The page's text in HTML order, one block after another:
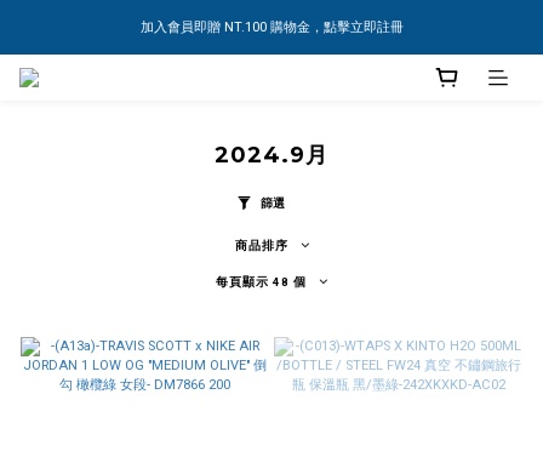
加入會員即贈 NT.100 購物金，點擊立即註冊
2024.9月
篩選
商品排序
每頁顯示 48 個